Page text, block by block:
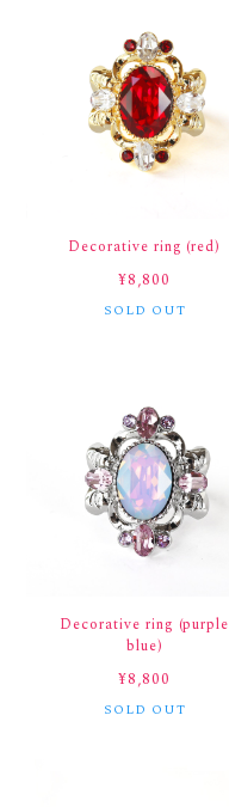
Decorative ring (red)
¥8,800
SOLD OUT
Decorative ring (purple
blue)
¥8,800
SOLD OUT